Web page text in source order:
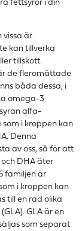
fettsyror i din
vissa är
kan tillverka
tillskott.
de fleromättade
båda dessa, i
omega-3
alfa-
som i kroppen kan
Denna
av oss, så för att
DHA äter
familjen är
i kroppen kan
till en rad olika
GLA är en
som separat